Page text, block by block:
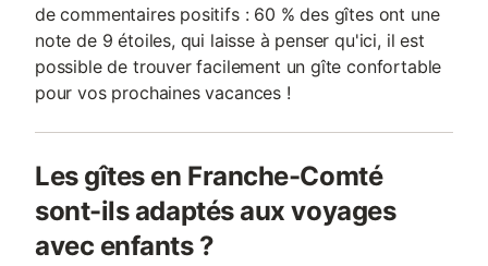
de commentaires positifs : 60 % des gîtes ont une
note de 9 étoiles, qui laisse à penser qu'ici, il est
possible de trouver facilement un gîte confortable
pour vos prochaines vacances !
Les gîtes en Franche-Comté
sont-ils adaptés aux voyages
avec enfants ?